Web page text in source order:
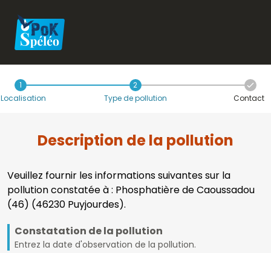
1
Localisation
2
Type de pollution
Contact
Description de la pollution
Veuillez fournir les informations suivantes sur la
pollution constatée à : Phosphatière de Caoussadou
(46) (46230 Puyjourdes).
Constatation de la pollution
Entrez la date d'observation de la pollution.